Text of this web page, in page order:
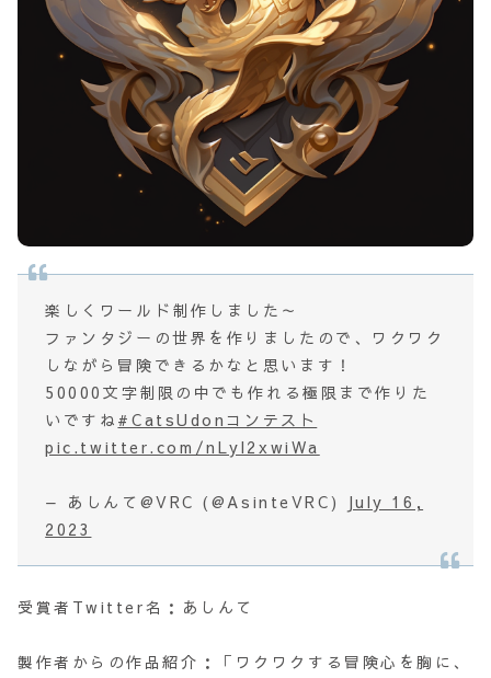
楽しくワールド制作しました～
ファンタジーの世界を作りましたので、ワクワク
しながら冒険できるかなと思います！
50000文字制限の中でも作れる極限まで作りた
いですね #CatsUdonコンテスト
pic.twitter.com/nLyl2xwiWa
— あしんて@VRC (@AsinteVRC)
July 16,
2023
受賞者Twitter名：あしんて
製作者からの作品紹介：「ワクワクする冒険心を胸に、